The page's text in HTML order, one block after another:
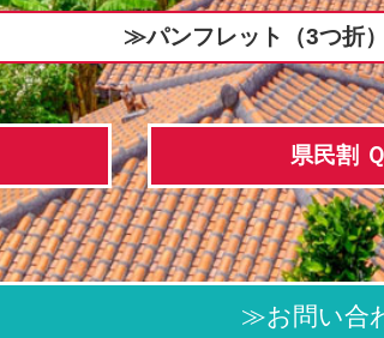
≫パンフレット（3つ折
県民割
≫お問い合